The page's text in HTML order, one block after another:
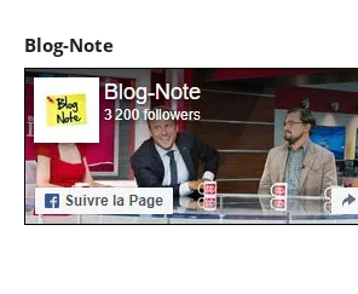
Blog-Note